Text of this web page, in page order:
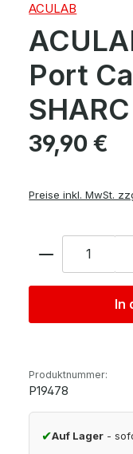
ACULAB
Port
Regulärer Preis:
39,90 €
Preise inkl. MwSt.
Anzahl
In
Produktnummer:
P19478
✔Auf Lager -